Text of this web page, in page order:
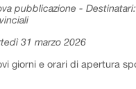
pubblicazione -
31 marzo 2026
giorni e orari di apertura